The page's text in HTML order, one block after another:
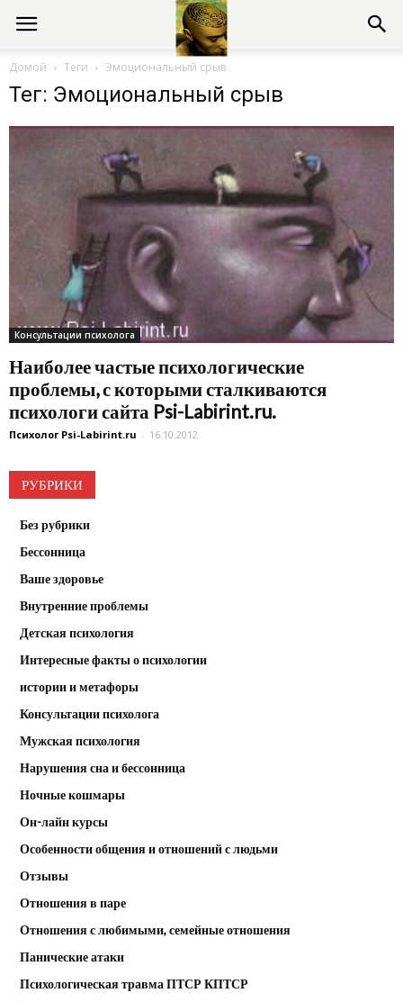
Консультации
психолога
Домой Теги Эмоциональный срыв
Тег: Эмоциональный срыв
Консультации психолога
Наиболее частые психологические
проблемы, с которыми сталкиваются
психологи сайта Psi-Labirint.ru.
Психолог Psi-Labirint.ru - 16.10.2012
РУБРИКИ
Без рубрики
Бессонница
Ваше здоровье
Внутренние проблемы
Детская психология
Интересные факты о психологии
истории и метафоры
Консультации психолога
Мужская психология
Нарушения сна и бессонница
Ночные кошмары
Он-лайн курсы
Особенности общения и отношений с людьми
Отзывы
Отношения в паре
Отношения с любимыми, семейные отношения
Панические атаки
Психологическая травма ПТСР КПТСР